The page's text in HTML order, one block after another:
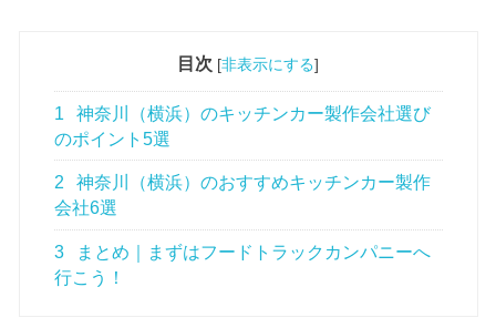
目次 [非表示にする]
1
神奈川（横浜）のキッチンカー製作会社選び
のポイント5選
2
神奈川（横浜）のおすすめキッチンカー製作
会社6選
3
まとめ｜まずはフードトラックカンパニーへ
行こう！